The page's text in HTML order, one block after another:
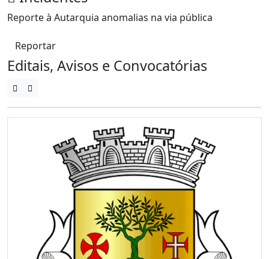
Reporte à Autarquia anomalias na via pública
Reportar
Editais, Avisos e Convocatórias